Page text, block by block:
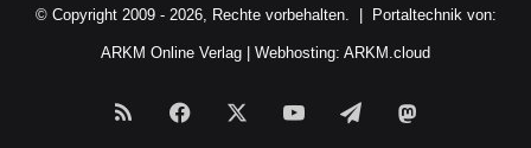
© Copyright 2009 - 2026, Rechte vorbehalten. | Portaltechnik von:
ARKM Online Verlag Webhosting: ARKM.cloud
RSS Facebook YouTubeTelegram